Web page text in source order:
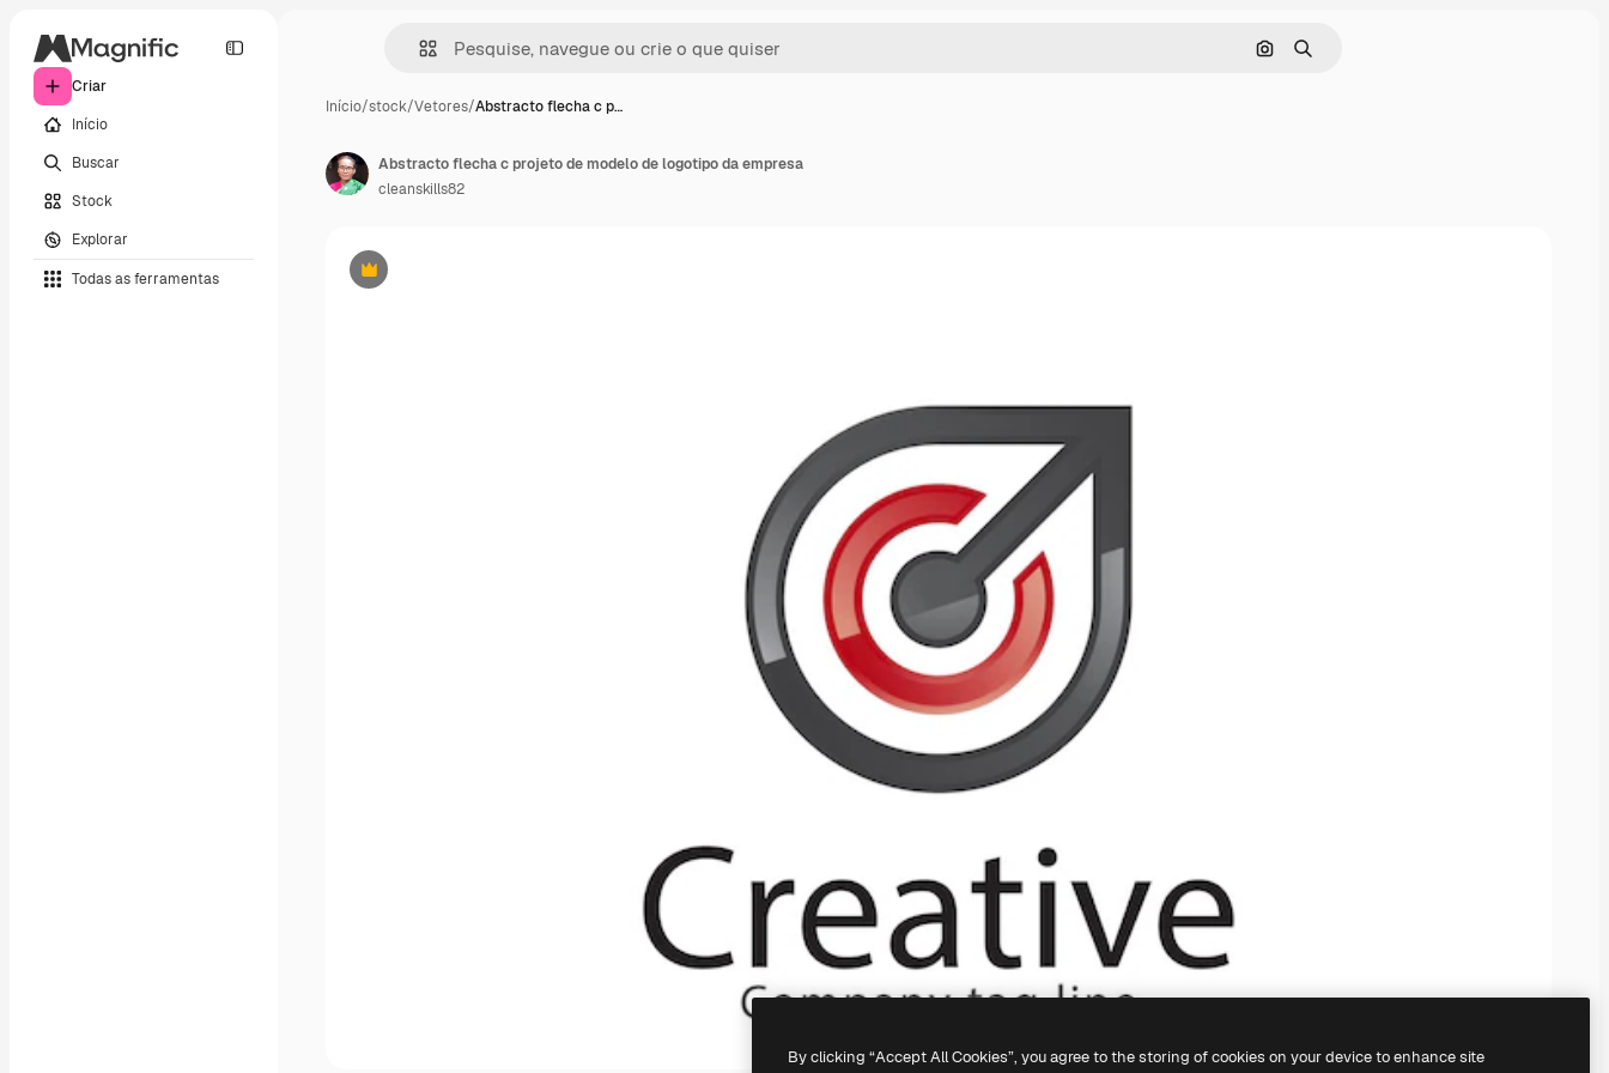
Criar
Início
Buscar
Stock
Explorar
Todas as ferramentas
Pesquisar por imagem
Buscar
Início/stock/Vetores/Abstracto flecha c p…
Premium
Abstracto flecha c projeto de modelo de logotipo da empresa
cleanskills82
By clicking “Accept All Cookies”, you agree to the storing of cookies on your device to enhance site